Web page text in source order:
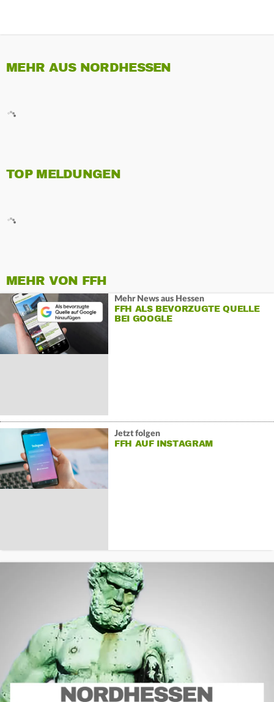
MEHR AUS NORDHESSEN
TOP MELDUNGEN
MEHR VON FFH
Mehr News aus Hessen
FFH ALS BEVORZUGTE QUELLE
BEI GOOGLE
Jetzt folgen
FFH AUF INSTAGRAM